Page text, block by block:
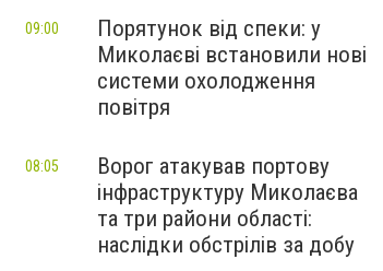
Порятунок від спеки: у
Миколаєві встановили нові
системи охолодження
повітря
09:00
Ворог атакував портову
інфраструктуру Миколаєва
та три райони області:
наслідки обстрілів за добу
08:05